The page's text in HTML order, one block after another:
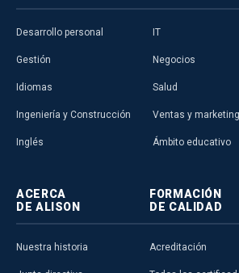
Desarrollo personal
Gestión
Idiomas
Ingeniería y Construcción
Inglés
IT
Negocios
Salud
Ventas y marketing
Ámbito educativo
ACERCA
DE ALISON
Nuestra historia
FORMACIÓN
DE CALIDAD
Acreditación